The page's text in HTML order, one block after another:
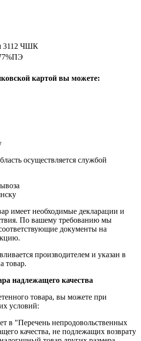
3112 ЧШК
картой вы можете:
осуществляется службой
имеет необходимые декларации и
По вашему требованию мы
документы на
производителем и указан в
товар.
надлежащего качества
товара, вы можете при
условий:
в "Перечень непродовольственных
качества, не подлежащих возврату